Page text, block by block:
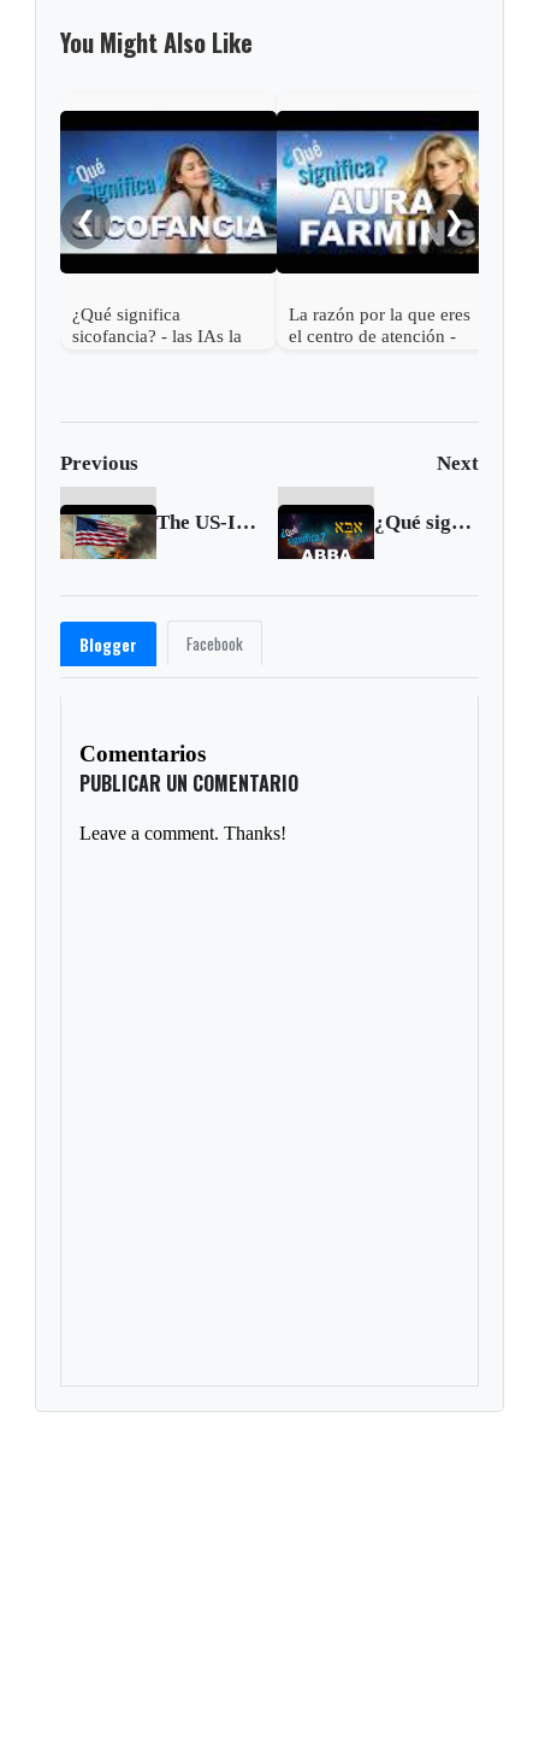
You Might Also Like
❮
¿Qué significa
sicofancia? - las IAs la
La razón por la que eres
el centro de atención -
❯
Previous Next
The US-Iran Two-Week Ceasefire: What the Deal Actually Entails and Why is a “Fragile Truce” ¿Qué significa ABBA? | אַבָּא | su uso en la Biblia y por qué Jesús lo decía
Blogger Facebook
Comentarios
PUBLICAR UN COMENTARIO
Leave a comment. Thanks!